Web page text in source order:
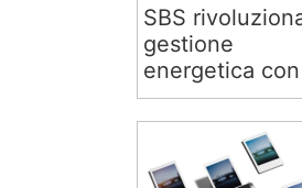
SBS
gestione
energetica